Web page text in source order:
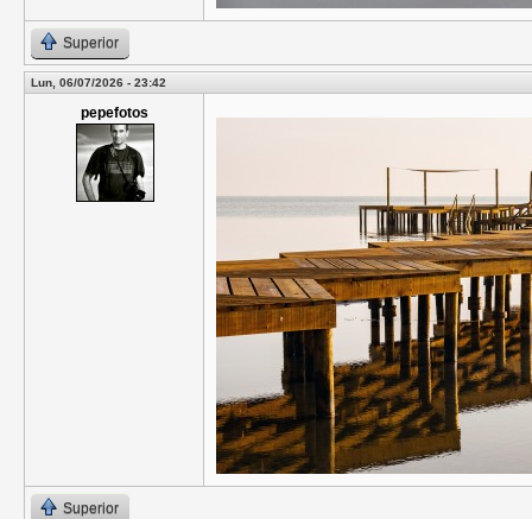
Superior
Lun, 06/07/2026 - 23:42
pepefotos
Superior